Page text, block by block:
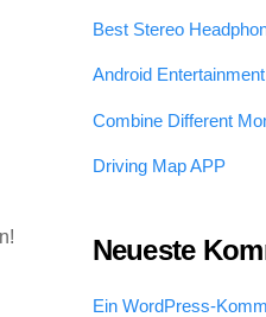
Best Stereo
Android
Combine Different
Driving Map APP
Neueste
Ein WordPress-